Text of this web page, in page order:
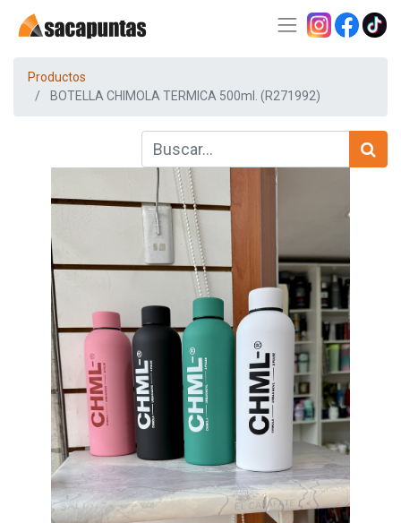
Productos
BOTELLA CHIMOLA TERMICA 500ml. (R271992)